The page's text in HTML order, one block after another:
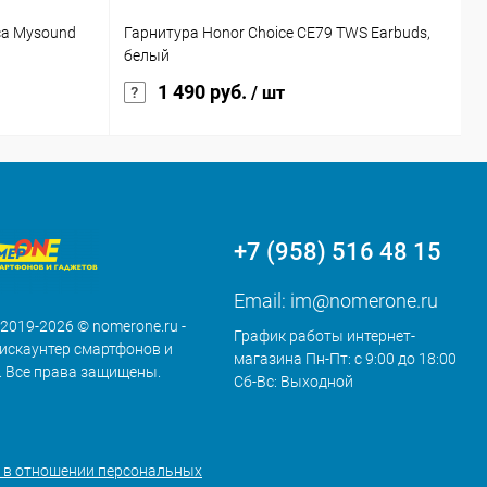
Mysound
Гарнитура Honor Choice CE79 TWS Earbuds,
белый
1 490 руб. / шт
2026 © nomerone.ru -
смартфонов и
Все права защищены.
отношении персональных
+7 (958) 516 48 15
Email: im@nomerone.ru
График работы интернет-
магазина Пн-Пт: с 9:00 до 18:00
Сб-Вс: Выходной